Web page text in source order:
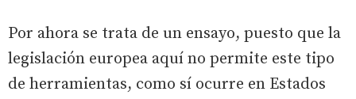
Por ahora se trata de un ensayo, puesto que la
legislación europea aquí no permite este tipo
de herramientas, como sí ocurre en Estados